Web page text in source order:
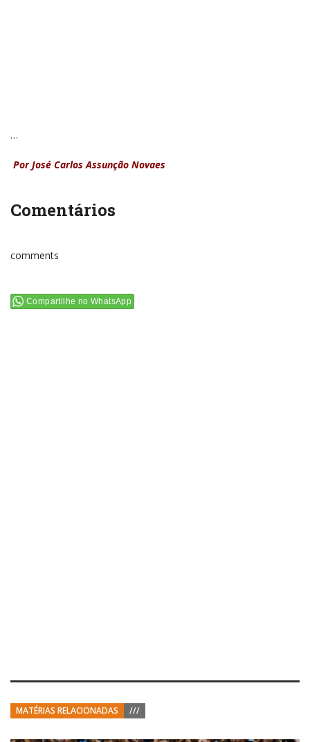
…
Por José Carlos Assunção Novaes
Comentários
comments
Compartilhe no WhatsApp
MATÉRIAS RELACIONADAS ///